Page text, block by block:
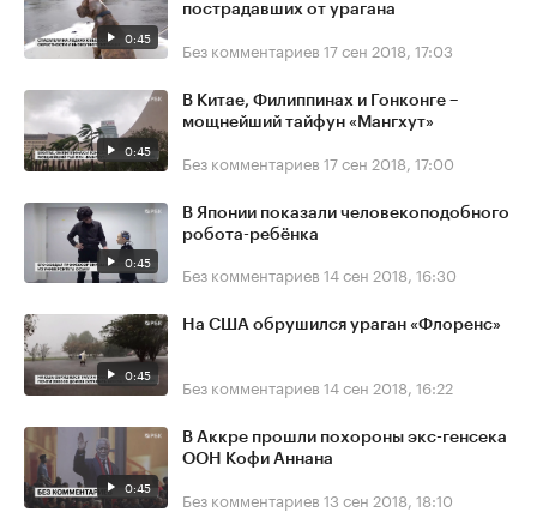
0:45
пострадавших от урагана
Без комментариев 17 сен 2018, 17:03
0:45
В Китае, Филиппинах и Гонконге –
мощнейший тайфун «Мангхут»
Без комментариев 17 сен 2018, 17:00
0:45
В Японии показали человекоподобного
робота-ребёнка
Без комментариев 14 сен 2018, 16:30
0:45
На США обрушился ураган «Флоренс»
Без комментариев 14 сен 2018, 16:22
0:45
В Аккре прошли похороны экс-генсека
ООН Кофи Аннана
Без комментариев 13 сен 2018, 18:10